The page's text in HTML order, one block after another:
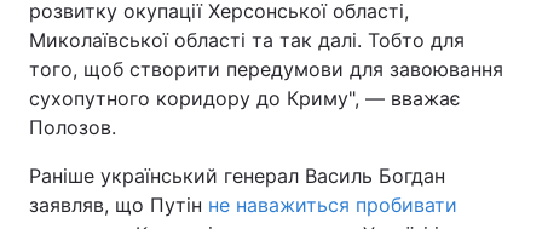
Тема оформлення
розвитку окупації Херсонської області,
Миколаївської області та так далі. Тобто для
того, щоб створити передумови для завоювання
сухопутного коридору до Криму", — вважає
Полозов.
Раніше український генерал Василь Богдан
заявляв, що Путін не наважиться пробивати